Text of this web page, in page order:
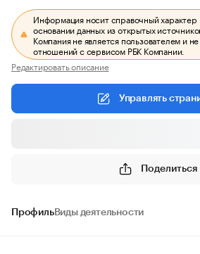
Информация носит справочный характер
основании данных из открытых
Компания не является пользователем и
отношений с сервисом РБК Компании.
Редактировать описание
Управлять
Поделиться
ПрофильВиды деятельности